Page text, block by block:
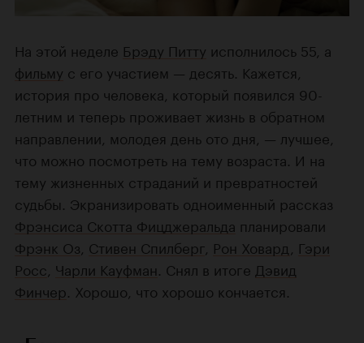
На этой неделе Брэду Питту исполнилось 55, а
фильму с его участием — десять. Кажется,
история про человека, который появился 90-
летним и теперь проживает жизнь в обратном
направлении, молодея день ото дня, — лучшее,
что можно посмотреть на тему возраста. И на
тему жизненных страданий и превратностей
судьбы. Экранизировать одноименный рассказ
Фрэнсиса Скотта Фицджеральда планировали
Фрэнк Оз, Стивен Спилберг, Рон Ховард, Гэри
Росс, Чарли Кауфман. Снял в итоге Дэвид
Финчер. Хорошо, что хорошо кончается.